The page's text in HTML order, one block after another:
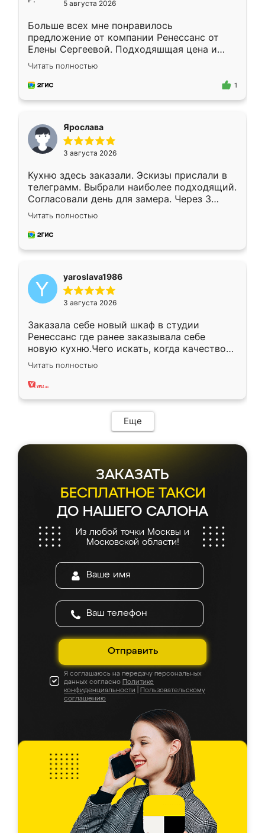
5 августа 2026
Больше всех мне понравилось
предложение от компании Ренессанс от
Елены Сергеевой. Подходяшщая цена и
короткие сроки изготовления. Приехавший
для замера сотрудник Владислав
предложил по моему эскизу самый
Читать полностью
1
Ярослава
3 августа 2026
Кухню здесь заказали. Эскизы прислали в
телеграмм. Выбрали наиболее подходящий.
Согласовали день для замера. Через 3
недели кухня была уже готова. Остались
довольны работой. Спасибо Ренессанс
мебель за качественную работу!
Читать полностью
yaroslava1986
3 августа 2026
Заказала себе новый шкаф в студии
Ренессанс где ранее заказывала себе
новую кухню.Чего искать, когда качеством
вполне довольна. Служит кухня уже почти
два года, нареканий нет.
Читать полностью
Еще
ЗАКАЗАТЬ
БЕСПЛАТНОЕ ТАКСИ
ДО НАШЕГО САЛОНА
Из любой точки Москвы и
Московской области!
Отправить
Я соглашаюсь на передачу персональных
данных согласно Политике
конфиденциальности
Пользовательскому
соглашению